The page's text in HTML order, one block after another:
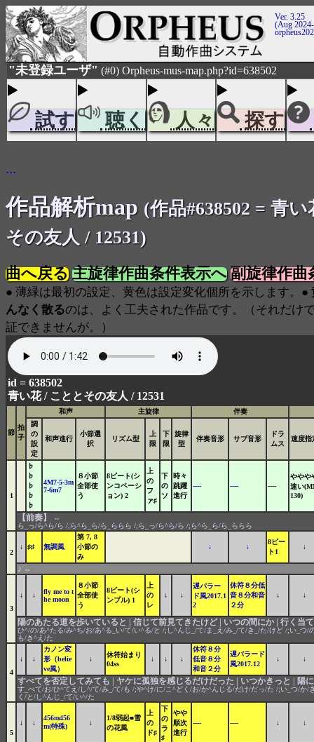
Ver. 3.25
(Aug
"未登録ユーザ" (#0) Orpheus-mus-map.php?id=638502
試す 聴く 人々 探す
...
作品解析map (作品#638502 = 青
その友人 / 12531)
曲へ戻る 主旋律作曲条件表示へ 副旋律作曲
● 薄緑は最初の設定、黄色は設定変化個所を示します。●
んなく散るのは、よく工夫された作品です。（それだけ
証できませんが。）
id = 638502
青い花 / こととその友人 / 12531
節
拍
子
和声 主旋律
伴奏
調
の
設
定
和声進行
小節選
択
リズム型
上
限
下
限
旋律
型
伴奏音形 サブ音形
ドラ
ムス
速度指
1
♭
♭
♭
♭
♭
4M7-5-3m
7-6m7
８小節
全部使
う
8ビート(シ
ンコペーシ
ョン) 2
上
の
フ
ァ♯
下
の
ソ
時々
跳躍
進行
---- ---- ----
ややや
速い
130)
【前奏】
⇔
ら_っ/ら^ら/ら /;ら^ら_ら/ら_ららら /;ら_っ/ら^ら/ら /;ら^ら_ら/ら_ららら
2
↓ ♯♯ 無調風
第 7, 8
小節の
み
↓ ↓
8ビー
ト1
↓
♪ ⇔
3
↓ ↓
fly me to t
he moon
８小節
全部使
う
8ビート(シ
ンプル) 1
上
の
レ
↓ ↓
遅バラー
ド風2017.1
2
休符８分低
音８分和音
２分
↓ ↓
陽のあたる道を歩いていると | 信じて前見てきたけど | いつの間にか | 行く当
ひ^/の/あ^たる/み^ち/お/あ^る_い/て/い^る/と /;し^んじ_/て/ま_え/み_/て/き_/た/けど /;い_つ/
も/き^え/た
4
↓ ↓
カノン変
形（belie
ve風）
↓
休符始まり
04ss
↓ ↓ ↓
休符８分
低音８分
和音２分
遅バラード
風2017.12
↓ ↓
すべてを否定してみても | ヤケに孤独を感じるだけだった | いつかきっと | 陽
す_べて/お/ひ^てえ/し^/て/み_/て/も /;や^け/に/こ^どく/お/か^んじる/だけ/だっ/た /;い_つ/か/
く/と/し^んじ_/て/い^/た
5
↓ ↓
456m456
m(特殊)
↓
1/8弱起■雪
の花風
上
の
ド♯
下
の
ラ
♯
やや
順次
進行
---- ---- ↓ ↓